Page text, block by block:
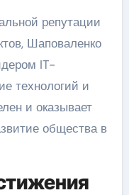
репутации
Шаповаленко
IT-
технологий и
и оказывает
общества в